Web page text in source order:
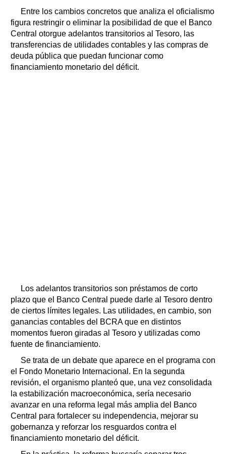
Entre los cambios concretos que analiza el oficialismo
figura restringir o eliminar la posibilidad de que el Banco
Central otorgue adelantos transitorios al Tesoro, las
transferencias de utilidades contables y las compras de
deuda pública que puedan funcionar como
financiamiento monetario del déficit.
Los adelantos transitorios son préstamos de corto
plazo que el Banco Central puede darle al Tesoro dentro
de ciertos límites legales. Las utilidades, en cambio, son
ganancias contables del BCRA que en distintos
momentos fueron giradas al Tesoro y utilizadas como
fuente de financiamiento.
Se trata de un debate que aparece en el programa con
el Fondo Monetario Internacional. En la segunda
revisión, el organismo planteó que, una vez consolidada
la estabilización macroeconómica, sería necesario
avanzar en una reforma legal más amplia del Banco
Central para fortalecer su independencia, mejorar su
gobernanza y reforzar los resguardos contra el
financiamiento monetario del déficit.